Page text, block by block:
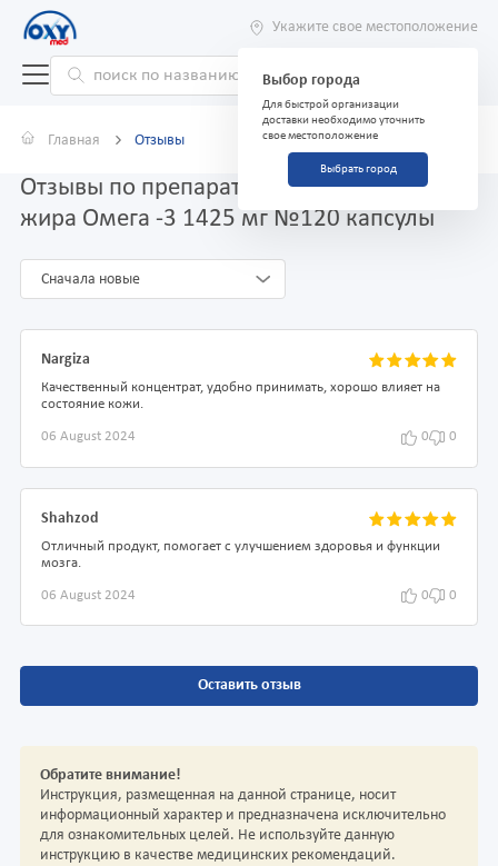
Укажите свое местоположение
Выбор города
Для быстрой организации
доставки необходимо уточнить
свое местоположение
Выбрать город
Главная Отзывы
Отзывы по препарату Концентрат рыбьего
жира Омега -3 1425 мг №120 капсулы
Сначала новые
Nargiza
Качественный концентрат, удобно принимать, хорошо влияет на
состояние кожи.
06 August 2024 0 0
Shahzod
Отличный продукт, помогает с улучшением здоровья и функции
мозга.
06 August 2024 0 0
Оставить отзыв
Обратите внимание!
Инструкция, размещенная на данной странице, носит
информационный характер и предназначена исключительно
для ознакомительных целей. Не используйте данную
инструкцию в качестве медицинских рекомендаций.